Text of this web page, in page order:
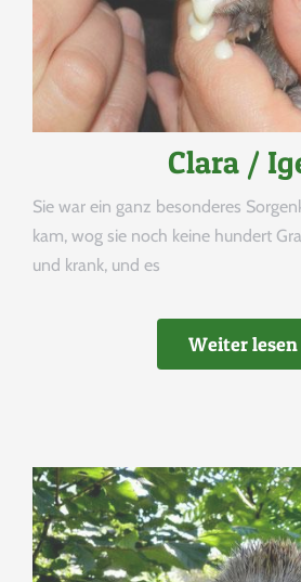
DATENSCHUTZERKLÄRUNG
IMPRESSUM
Clara /
Sie war ein ganz besonderes
kam, wog sie noch keine hundert
und krank, und es
Weiter lesen